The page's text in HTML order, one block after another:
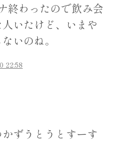
終わったので飲み会
いたけど、いまや
いのね。
22:58
ずうとうとすーす